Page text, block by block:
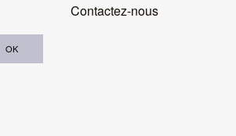
OK
Contactez-nous